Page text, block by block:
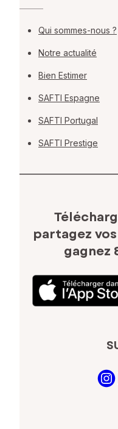
Qui sommes-nous ?
Notre actualité
Bien Estimer
SAFTI Espagne
SAFTI Portugal
SAFTI Prestige
partagez
gagnez